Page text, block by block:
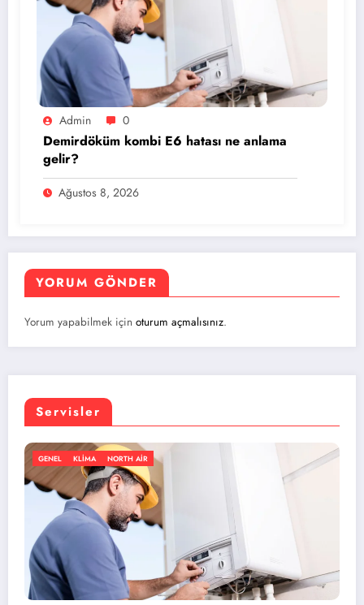
Admin 0
Demirdöküm kombi E6 hatası ne anlama
gelir?
Ağustos 8, 2026
YORUM GÖNDER
Yorum yapabilmek için oturum açmalısınız.
Servisler
NORTH AIR